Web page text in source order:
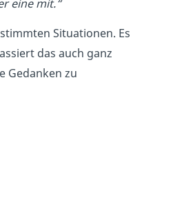
eine mit.“
Situationen. Es
das auch ganz
Gedanken zu